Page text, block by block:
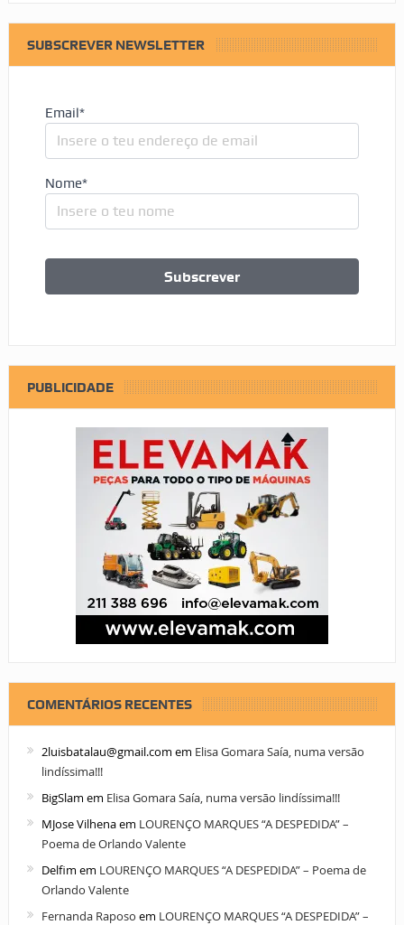
SUBSCREVER NEWSLETTER
Email*
Nome*
PUBLICIDADE
COMENTÁRIOS RECENTES
2luisbatalau@gmail.com em Elisa Gomara Saía, numa versão
lindíssima!!!
BigSlam em Elisa Gomara Saía, numa versão lindíssima!!!
MJose Vilhenaem LOURENÇO MARQUES “A DESPEDIDA” –
Poema de Orlando Valente
Delfim em LOURENÇO MARQUES “A DESPEDIDA” – Poema de
Orlando Valente
Fernanda Raposo em LOURENÇO MARQUES “A DESPEDIDA” –